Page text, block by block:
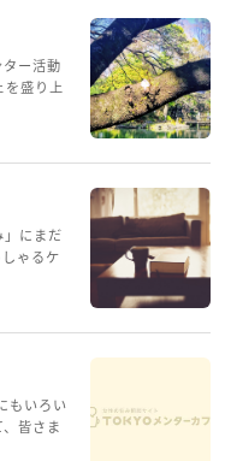
ー活動
を盛り上
グを投
てみま
にまだ
ゃるケ
ろ（深
解決の
もいろい
皆さま
わたし